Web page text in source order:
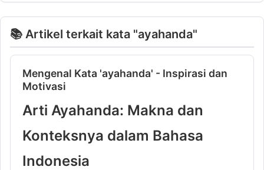
📚 Artikel terkait kata "ayahanda"
Mengenal Kata 'ayahanda' - Inspirasi dan
Motivasi
Arti Ayahanda: Makna dan
Konteksnya dalam Bahasa
Indonesia